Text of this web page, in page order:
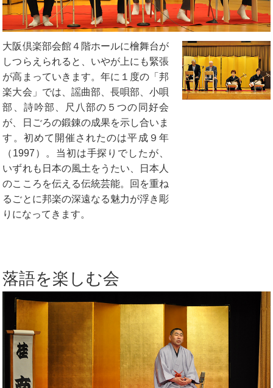
大阪倶楽部会館４階ホールに檜舞台が
しつらえられると、いやが上にも緊張
が高まっていきます。年に１度の「邦
楽大会」では、謡曲部、長唄部、小唄
部、詩吟部、尺八部の５つの同好会
が、日ごろの鍛錬の成果を示し合いま
す。初めて開催されたのは平成９年
（1997）。当初は手探りでしたが、
いずれも日本の風土をうたい、日本人
のこころを伝える伝統芸能。回を重ね
るごとに邦楽の深遠なる魅力が浮き彫
りになってきます。
落語を楽しむ会